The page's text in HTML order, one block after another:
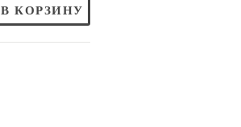
В КОРЗИНУ